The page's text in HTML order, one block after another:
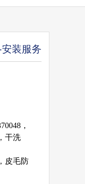
装服务
，
干洗
皮毛防